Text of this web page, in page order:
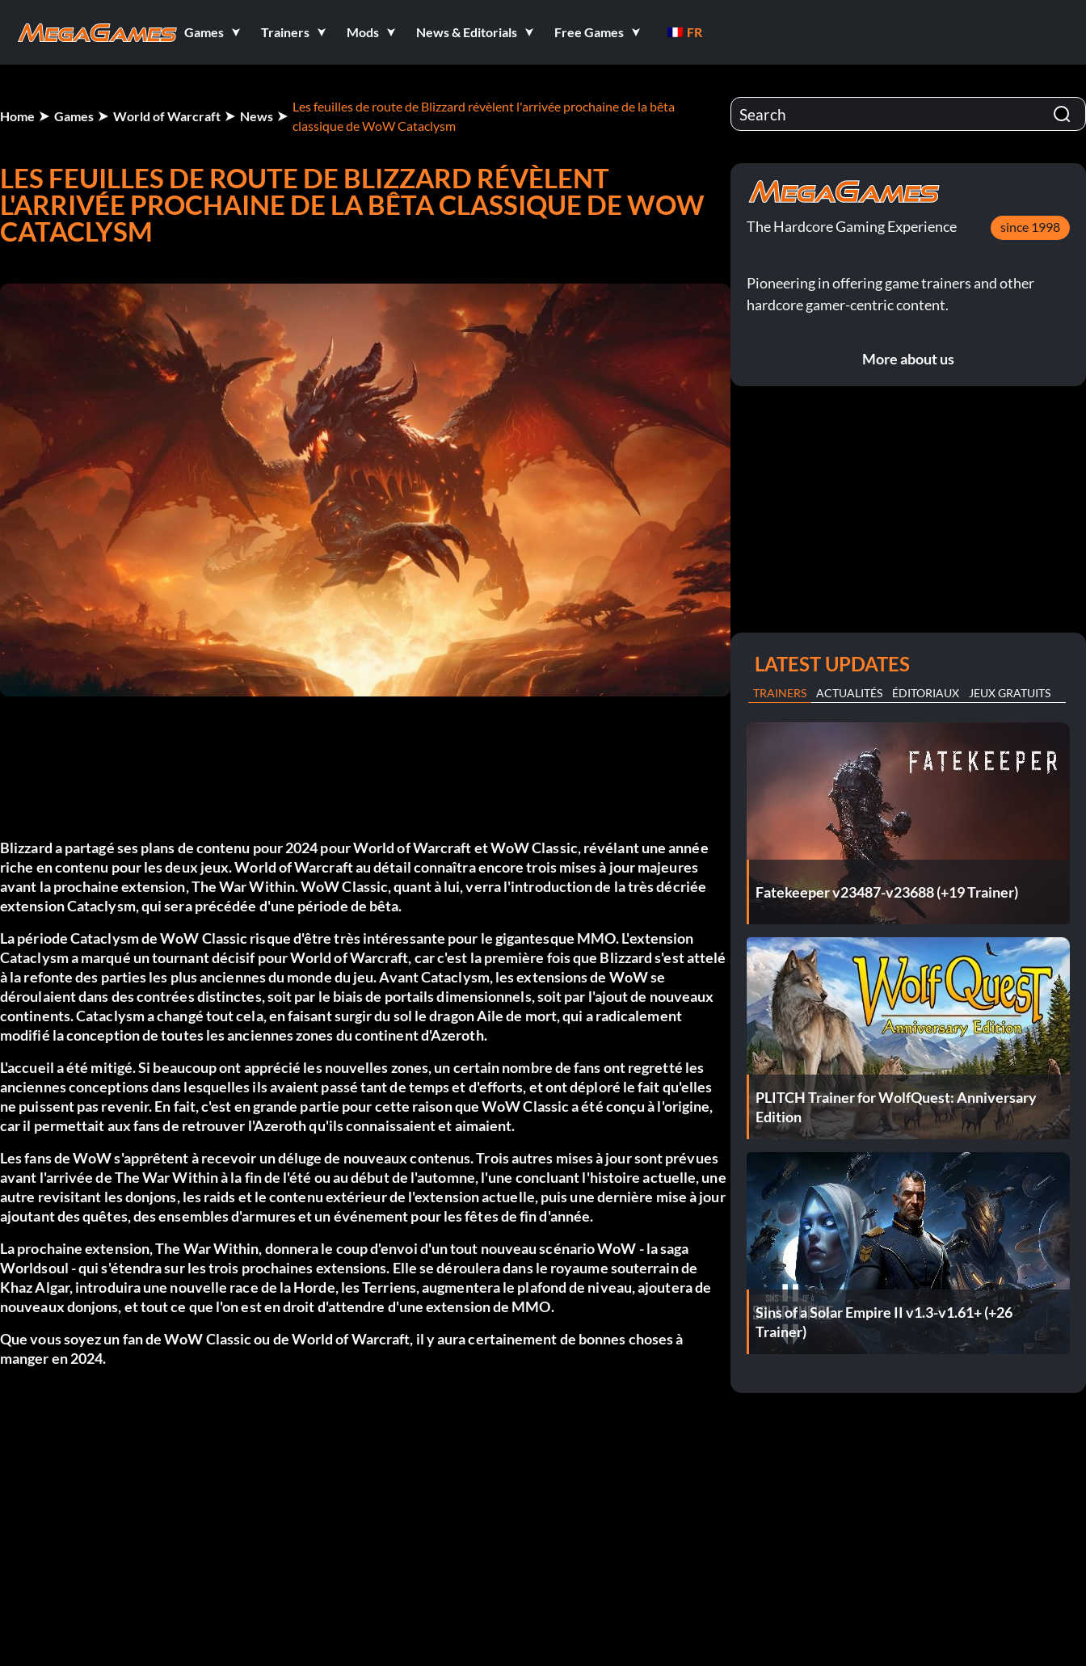
Games Trainers Mods News & Editorials Free Games FR
Home Games World of Warcraft News
Les feuilles de route de Blizzard révèlent l'arrivée prochaine de la bêta
classique de WoW Cataclysm
LES FEUILLES DE ROUTE DE BLIZZARD RÉVÈLENT
L'ARRIVÉE PROCHAINE DE LA BÊTA CLASSIQUE DE WOW
CATACLYSM
Blizzard a partagé ses plans de contenu pour 2024 pour World of Warcraft et WoW Classic, révélant une année
riche en contenu pour les deux jeux. World of Warcraft au détail connaîtra encore trois mises à jour majeures
avant la prochaine extension, The War Within. WoW Classic, quant à lui, verra l'introduction de la très décriée
extension Cataclysm, qui sera précédée d'une période de bêta.
La période Cataclysm de WoW Classic risque d'être très intéressante pour le gigantesque MMO. L'extension
Cataclysm a marqué un tournant décisif pour World of Warcraft, car c'est la première fois que Blizzard s'est attelé
à la refonte des parties les plus anciennes du monde du jeu. Avant Cataclysm, les extensions de WoW se
déroulaient dans des contrées distinctes, soit par le biais de portails dimensionnels, soit par l'ajout de nouveaux
continents. Cataclysm a changé tout cela, en faisant surgir du sol le dragon Aile de mort, qui a radicalement
modifié la conception de toutes les anciennes zones du continent d'Azeroth.
L'accueil a été mitigé. Si beaucoup ont apprécié les nouvelles zones, un certain nombre de fans ont regretté les
anciennes conceptions dans lesquelles ils avaient passé tant de temps et d'efforts, et ont déploré le fait qu'elles
ne puissent pas revenir. En fait, c'est en grande partie pour cette raison que WoW Classic a été conçu à l'origine,
car il permettait aux fans de retrouver l'Azeroth qu'ils connaissaient et aimaient.
Les fans de WoW s'apprêtent à recevoir un déluge de nouveaux contenus. Trois autres mises à jour sont prévues
avant l'arrivée de The War Within à la fin de l'été ou au début de l'automne, l'une concluant l'histoire actuelle, une
autre revisitant les donjons, les raids et le contenu extérieur de l'extension actuelle, puis une dernière mise à jour
ajoutant des quêtes, des ensembles d'armures et un événement pour les fêtes de fin d'année.
La prochaine extension, The War Within, donnera le coup d'envoi d'un tout nouveau scénario WoW - la saga
Worldsoul - qui s'étendra sur les trois prochaines extensions. Elle se déroulera dans le royaume souterrain de
Khaz Algar, introduira une nouvelle race de la Horde, les Terriens, augmentera le plafond de niveau, ajoutera de
nouveaux donjons, et tout ce que l'on est en droit d'attendre d'une extension de MMO.
Que vous soyez un fan de WoW Classic ou de World of Warcraft, il y aura certainement de bonnes choses à
manger en 2024.
The Hardcore Gaming Experience since 1998
Pioneering in offering game trainers and other
hardcore gamer-centric content.
More about us
LATEST UPDATES
TRAINERS ACTUALITÉS ÉDITORIAUX JEUX GRATUITS
Fatekeeper v23487-v23688 (+19 Trainer)
PLITCH Trainer for WolfQuest: Anniversary
Edition
Sins of a Solar Empire II v1.3-v1.61+ (+26
Trainer)